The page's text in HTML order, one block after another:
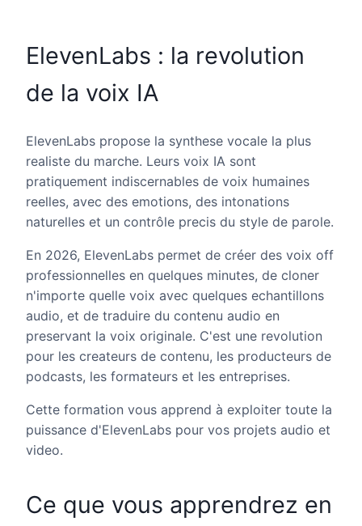
ElevenLabs : la revolution
de la voix IA
ElevenLabs propose la synthese vocale la plus
realiste du marche. Leurs voix IA sont
pratiquement indiscernables de voix humaines
reelles, avec des emotions, des intonations
naturelles et un contrôle precis du style de parole.
En 2026, ElevenLabs permet de créer des voix off
professionnelles en quelques minutes, de cloner
n'importe quelle voix avec quelques echantillons
audio, et de traduire du contenu audio en
preservant la voix originale. C'est une revolution
pour les createurs de contenu, les producteurs de
podcasts, les formateurs et les entreprises.
Cette formation vous apprend à exploiter toute la
puissance d'ElevenLabs pour vos projets audio et
video.
Ce que vous apprendrez en